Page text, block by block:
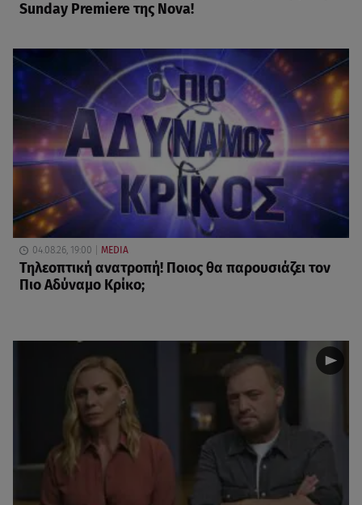
Sunday Premiere της Nova!
04.08.26, 19:00 MEDIA
Τηλεοπτική ανατροπή! Ποιος θα παρουσιάζει τον
Πιο Αδύναμο Κρίκο;